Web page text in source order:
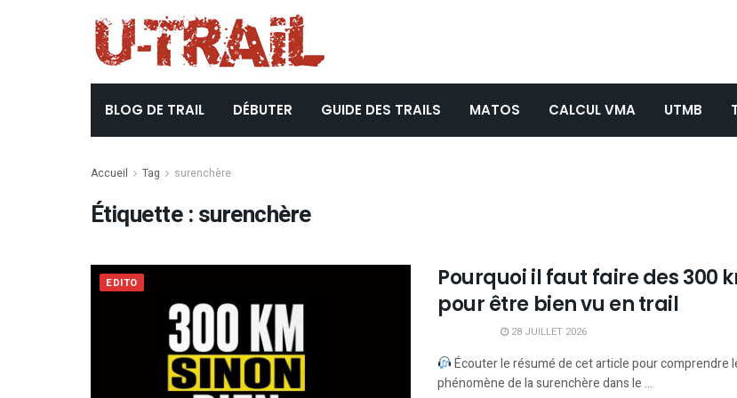
BLOG DE TRAIL DÉBUTER GUIDE DES TRAILS MATOS CALCUL VMA UTMB
Accueil Tag surenchère
Étiquette :surenchère
EDITO
Pourquoi il faut faire des 300
pour être bien vu en trail
28 JUILLET 2026
Écouter le résumé de cet article pour comprendre
phénomène de la surenchère dans le ...